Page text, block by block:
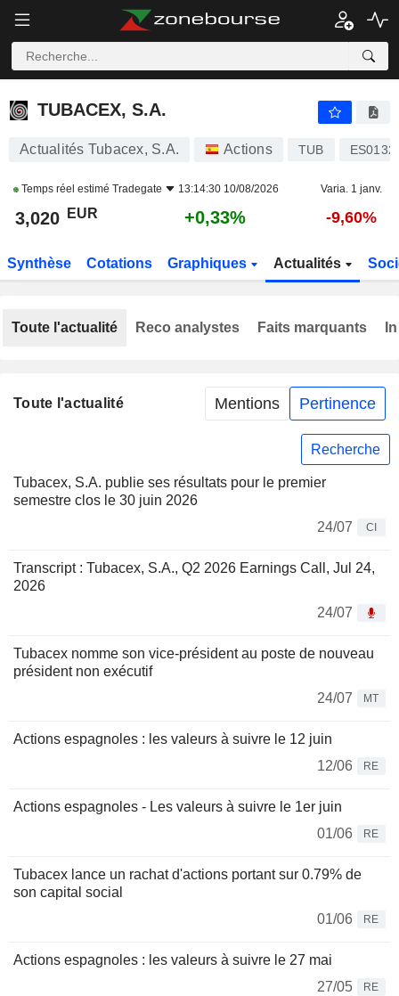
TUBACEX, S.A.
TUBACEX, S.A.
Actualités Tubacex, S.A. Actions TUB
Temps réel estimé Tradegate 13:14:30 10/08/2026 Varia. 1 janv.
3,020 EUR +0,33% -9,60%
Synthèse Cotations Graphiques Actualités
Toute l'actualité Mentions Pertinence
Recherche
Tubacex, S.A. publie ses résultats pour le premier
semestre clos le 30 juin 2026
24/07
CI
Transcript : Tubacex, S.A., Q2 2026 Earnings Call, Jul 24,
2026
24/07
Tubacex nomme son vice-président au poste de nouveau
président non exécutif
24/07
MT
Actions espagnoles : les valeurs à suivre le 12 juin
12/06
RE
Actions espagnoles - Les valeurs à suivre le 1er juin
01/06
RE
Tubacex lance un rachat d'actions portant sur 0.79% de
son capital social
01/06
RE
Actions espagnoles : les valeurs à suivre le 27 mai
27/05
RE
Toute l'actualité Reco analystes Faits marquants